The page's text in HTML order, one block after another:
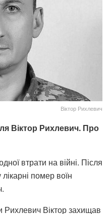
Віктор Рихлевич
Віктор Рихлевич. Про
втрати на війні. Після
помер воїн
Рихлевич Віктор захищав